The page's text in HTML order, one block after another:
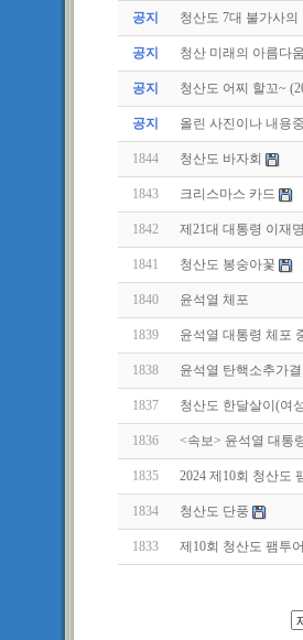
공지 청산도 7대 불가사의
공지 청산 미래의 아름다
공지 청산도 어찌 할꼬~
공지 올린 사진이나 내용
1844 청산도 바자회
1843 크리스마스 카드
1842 제21대 대통령 이재
1841 청산도 봉숭아꽃
1840 윤석열 체포
1839 윤석열 대통령 체포
1838 윤석열 탄핵소추가결
1837 청산도 한달살이(여
1836 <속보> 윤석열 대통
1835 2024 제10회 청산도
1834 청산도 단풍
1833 제10회 청산도 팸투